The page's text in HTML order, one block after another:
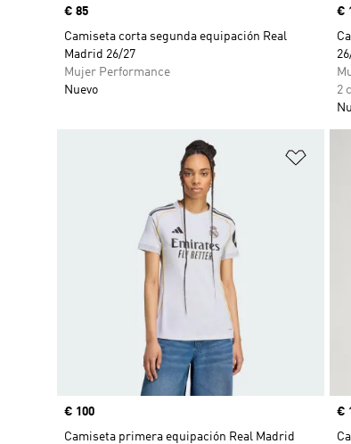
Precio
€ 85
Camiseta corta segunda equipación Real
Madrid 26/27
Mujer Performance
Nuevo
€
2
Precio
€ 100
Camiseta primera equipación Real Madrid
€